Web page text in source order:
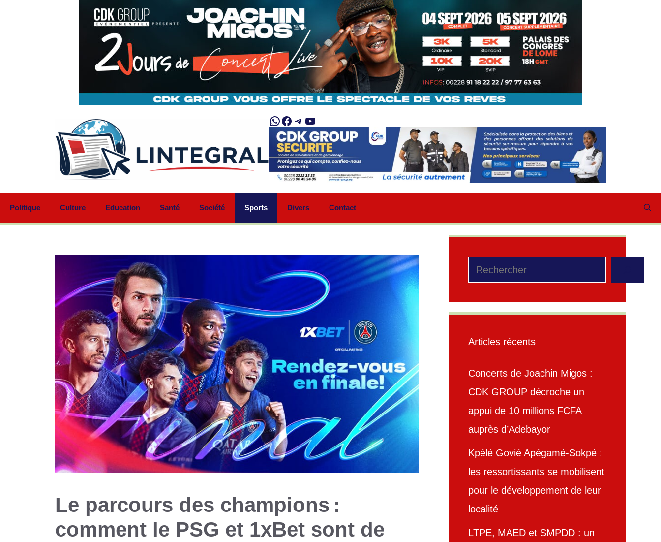
WhatsApp
Facebook
Telegram
YouTube
Politique Culture Education Santé Société Sports Divers Contact
Le parcours des champions :
comment le PSG et 1xBet sont de
Rechercher
Articles récents
Concerts de Joachin Migos :
CDK GROUP décroche un
appui de 10 millions FCFA
auprès d’Adebayor
Kpélé Govié Apégamé-Sokpé :
les ressortissants se mobilisent
pour le développement de leur
localité
LTPE, MAED et SMPDD : un